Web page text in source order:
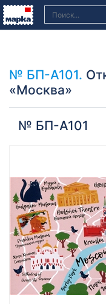
№ БП-А101.
«Москва»
№ БП-А101